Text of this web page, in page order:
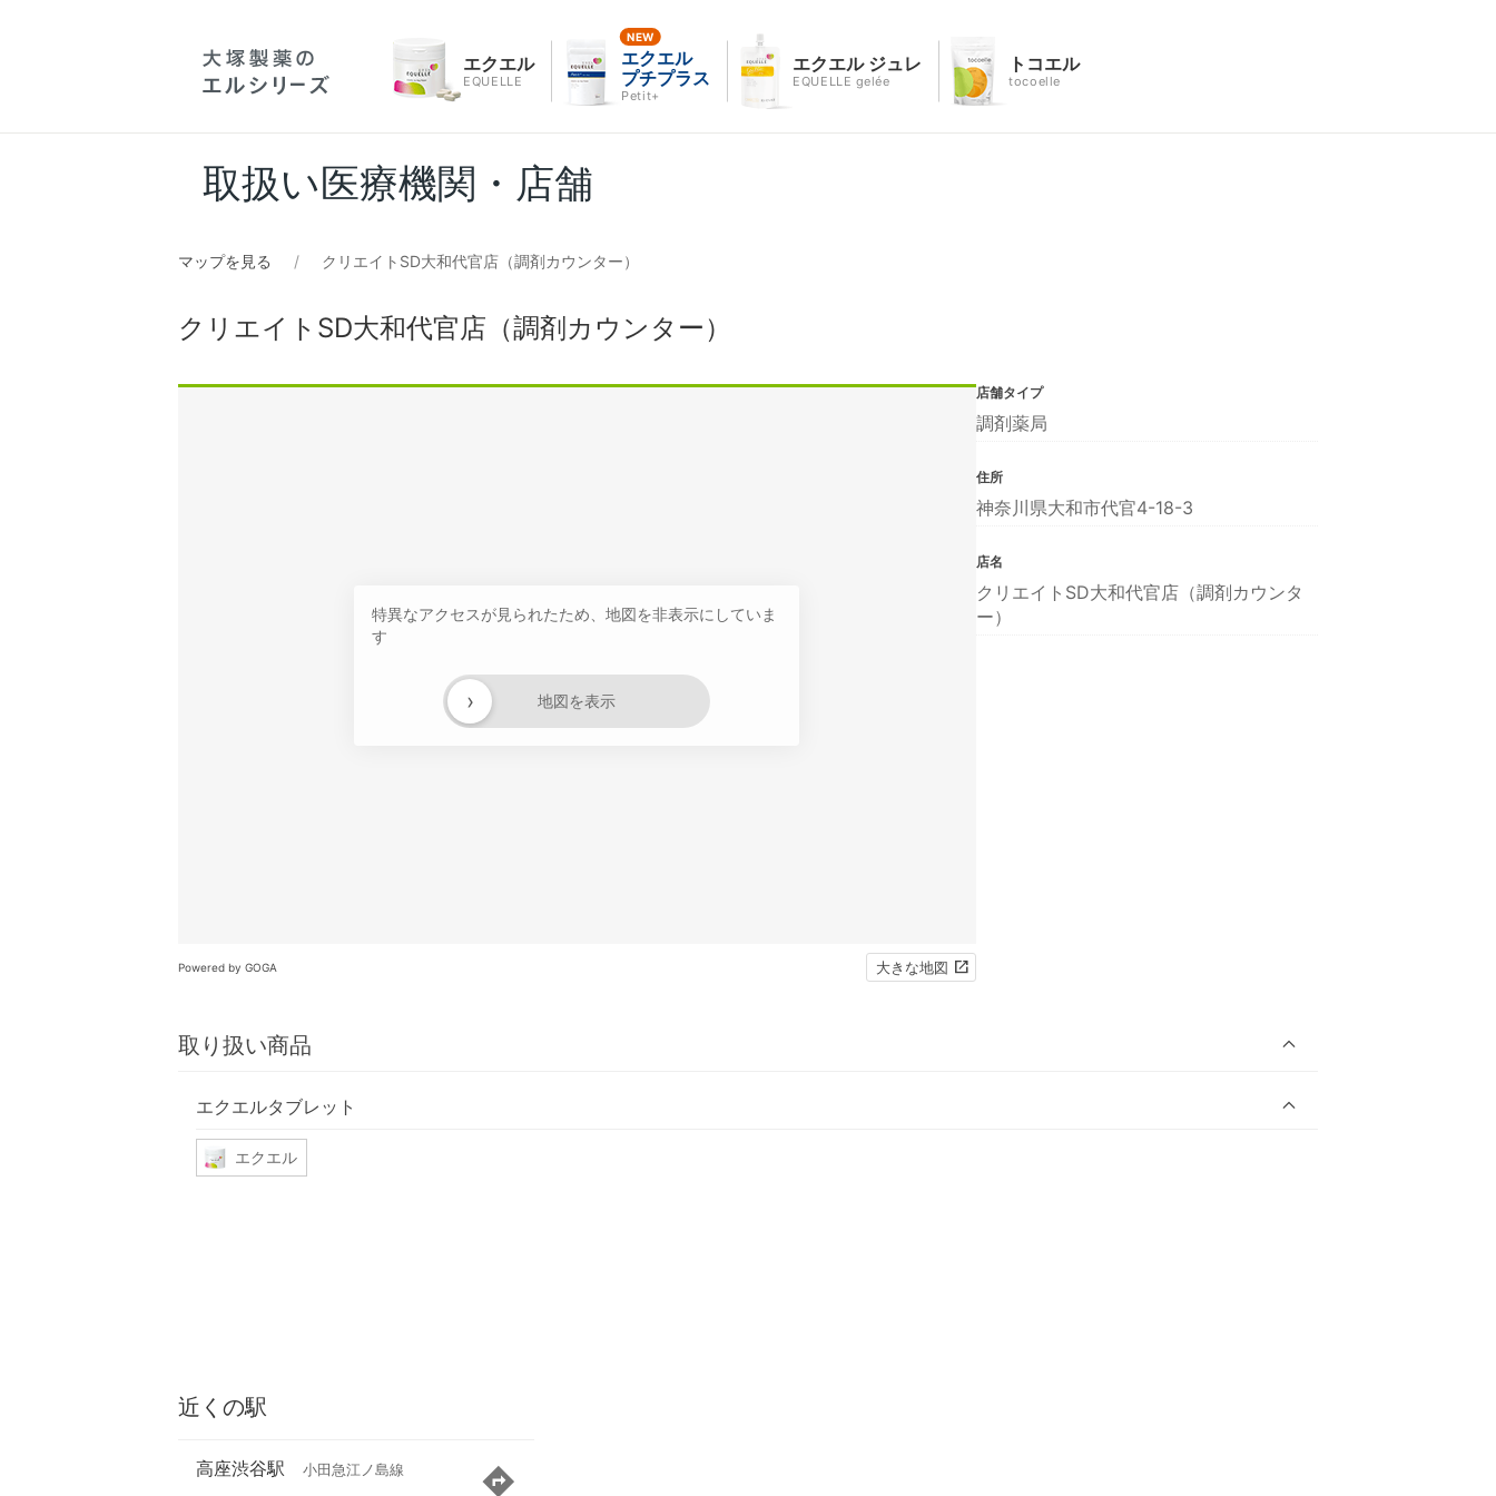
エクエル
EQUELLE
エクエル
プチプラス
Petit+
エクエル ジュレ
EQUELLE gelée
トコエル
tocoelle
取扱い医療機関・店舗
マップを見る クリエイトSD大和代官店（調剤カウンター）
クリエイトSD大和代官店（調剤カウンター）
特異なアクセスが見られたため、地図を非表示にしていま
す
地図を表示
›
Powered by GOGA 大きな地図
取り扱い商品
エクエルタブレット
エクエル
店舗タイプ
調剤薬局
住所
神奈川県大和市代官4-18-3
店名
クリエイトSD大和代官店（調剤カウンタ
ー）
近くの駅
高座渋谷駅 小田急江ノ島線